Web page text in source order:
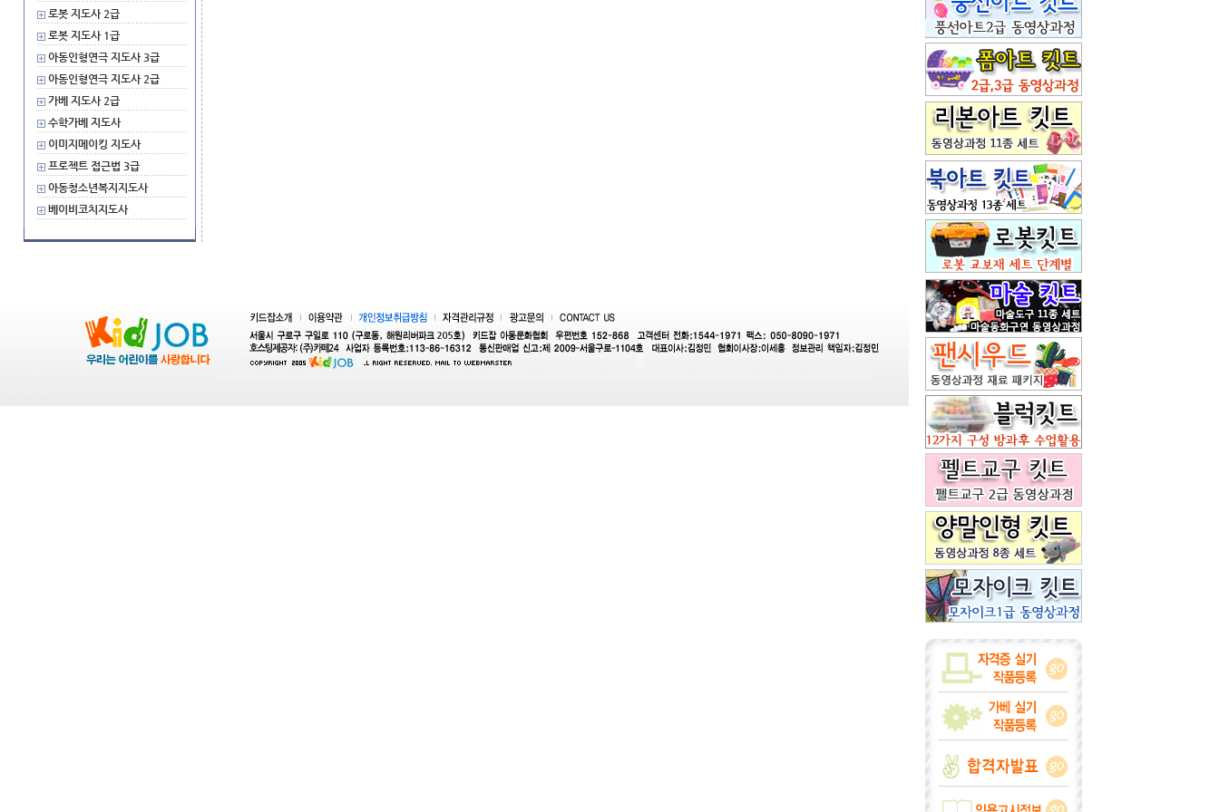
로봇 지도사 2급
로봇 지도사 1급
아동인형연극 지도사 3급
아동인형연극 지도사 2급
가베 지도사 2급
수학가베 지도사
이미지메이킹 지도사
프로젝트 접근법 3급
아동청소년복지지도사
베이비코치지도사